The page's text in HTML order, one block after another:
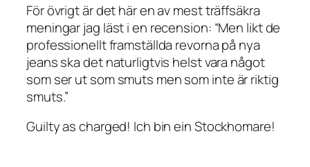
För övrigt är det här en av mest träffsäkra
meningar jag läst i en recension: “Men likt de
professionellt framställda revorna på nya
jeans ska det naturligtvis helst vara något
som ser ut som smuts men som inte är riktig
smuts.”
Guilty as charged! Ich bin ein Stockhomare!